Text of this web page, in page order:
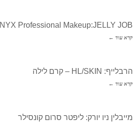
NYX Professional Makeup:JELLY JOB
קרא עוד ←
הרבלייף: HL/SKIN – קרם לילה
קרא עוד ←
מייבלין ניו יורק: ליפטר סרום קונסילר